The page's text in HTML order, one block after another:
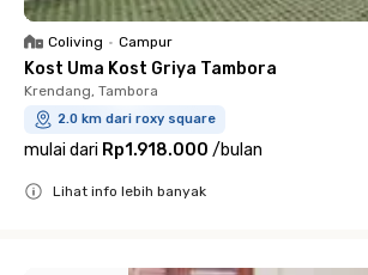
Coliving • Campur
Kost Uma Kost Griya Tambora
Krendang, Tambora
2.0 km dari roxy square
mulai dari Rp1.918.000 /bulan
Lihat info lebih banyak